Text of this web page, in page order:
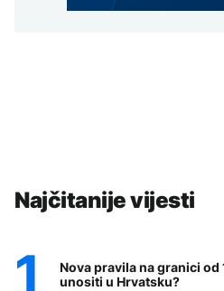
Najčitanije vijesti
Nova pravila na granici od
unositi u Hrvatsku?